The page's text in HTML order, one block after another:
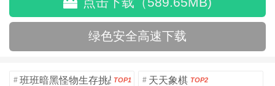
绿色安全高速下载
# 班班暗黑怪物生存挑战5TOP1 # 天天象棋 TOP2